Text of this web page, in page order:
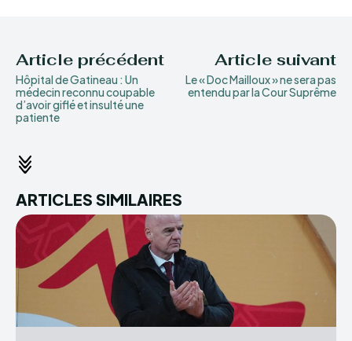
Article précédent
Hôpital de Gatineau : Un
médecin reconnu coupable
d’avoir giflé et insulté une
patiente
Article suivant
Le « Doc Mailloux » ne sera pas
entendu par la Cour Suprême
ARTICLES SIMILAIRES